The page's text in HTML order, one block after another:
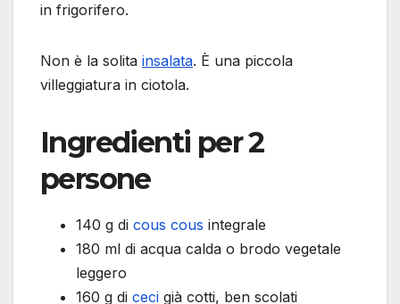
in frigorifero.
Non è la solita insalata. È una piccola
villeggiatura in ciotola.
Ingredienti per 2
persone
140 g di cous cous integrale
180 ml di acqua calda o brodo vegetale
leggero
160 g di ceci già cotti, ben scolati